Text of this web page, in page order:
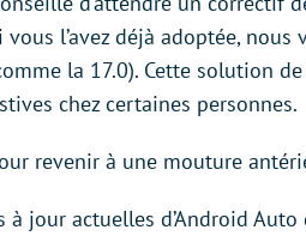
l’avez déjà adoptée,
la 17.0). Cette solution
chez certaines personnes.
revenir à une mouture
à jour actuelles d’Android Auto